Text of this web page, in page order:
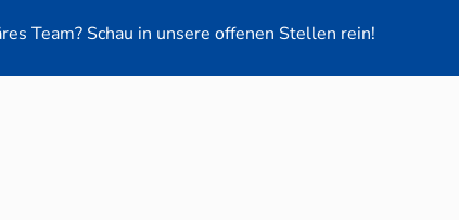
Team? Schau in unsere offenen Stellen rein!